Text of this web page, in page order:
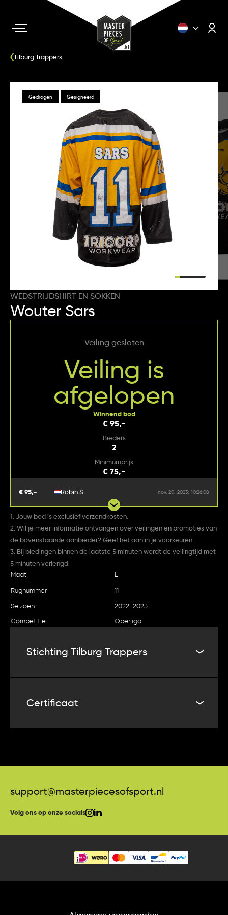
Tilburg Trappers
Gedragen Gesigneerd
WEDSTRIJDSHIRT EN SOKKEN
Wouter Sars
Veiling gesloten
Veiling is
afgelopen
Winnend bod
€ 95,-
Bieders
2
Minimumprijs
€ 75,-
€ 95,- Robin S. nov. 20, 2023; 10:26:08
1. Jouw bod is exclusief verzendkosten.
2. Wil je meer informatie ontvangen over veilingen en promoties van
de bovenstaande aanbieder?Geef het aan in je voorkeuren.
3. Bij biedingen binnen de laatste 5 minuten wordt de veilingtijd met
5 minuten verlengd.
Maat L
Rugnummer
11
Seizoen
2022-2023
Competitie
Oberliga
Stichting Tilburg Trappers
de stimulering van het ijshockey voor de jeugd en
Certificaat
support@masterpiecesofsport.nl
Volg ons op onze socials